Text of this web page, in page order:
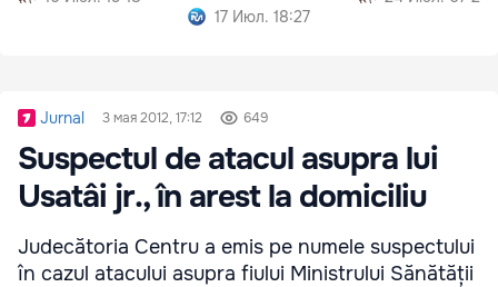
17 Июл. 18:27
Jurnal 3 мая 2012, 17:12 649
Suspectul de atacul asupra lui
Usatâi jr., în arest la domiciliu
Judecătoria Centru a emis pe numele suspectului
în cazul atacului asupra fiului Ministrului Sănătății